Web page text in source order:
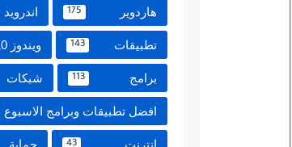
هاردوير 175 اندرويد
تطبيقات 143 ويندوز 10
برامج 113 شبكات
افضل تطبيقات وبرامج الاسبوع
43